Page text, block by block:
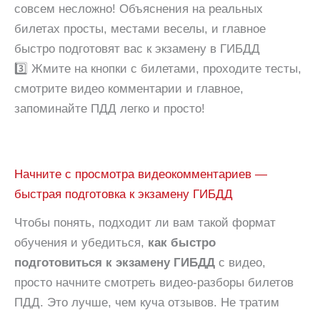
совсем несложно! Объяснения на реальных
билетах просты, местами веселы, и главное
быстро подготовят вас к экзамену в ГИБДД
3️⃣ Жмите на кнопки с билетами, проходите тесты,
смотрите видео комментарии и главное,
запоминайте ПДД легко и просто!
Начните с просмотра видеокомментариев —
быстрая подготовка к экзамену ГИБДД
Чтобы понять, подходит ли вам такой формат
обучения и убедиться, как быстро
подготовиться к экзамену ГИБДД с видео,
просто начните смотреть видео-разборы билетов
ПДД. Это лучше, чем куча отзывов. Не тратим